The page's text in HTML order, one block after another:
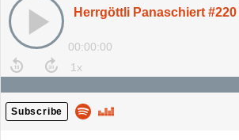
00:00:00
Subscribe